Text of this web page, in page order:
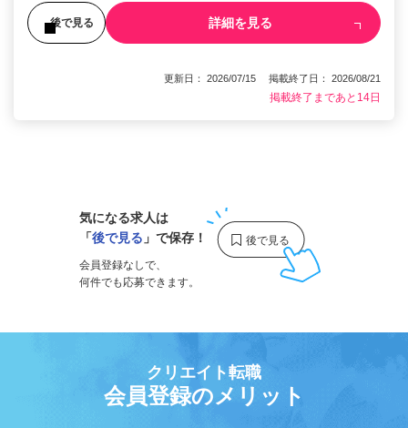
後で見る 詳細を見る
更新日： 2026/07/15 掲載終了日： 2026/08/21
掲載終了まであと14日
気になる求人は
「後で見る 」で保存！
会員登録なしで、
何件でも応募できます。
クリエイト転職
会員登録のメリット